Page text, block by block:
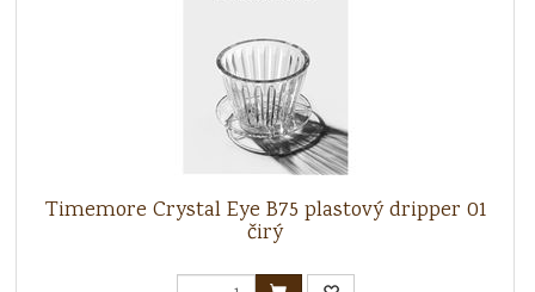
Timemore Crystal Eye B75 plastový dripper 01
čirý